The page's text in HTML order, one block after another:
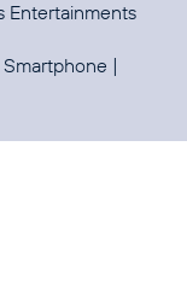
Entertainments
|